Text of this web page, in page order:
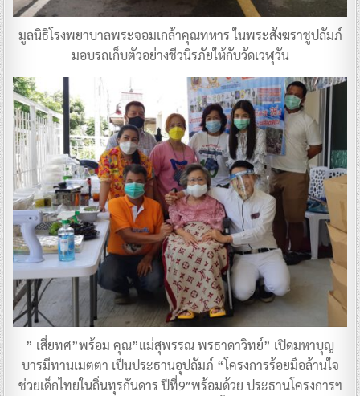
มูลนิธิโรงพยาบาลพระจอมเกล้าคุณทหาร ในพระสังฆราชูปถัมภ์
มอบรถเก็บตัวอย่างชีวนิรภัยให้กับวัดเวฬุวัน
” เสี่ยทศ”พร้อม คุณ”แม่สุพรรณ พรธาดาวิทย์” เปิดมหาบุญ
บารมีทานเมตตา เป็นประธานอุปถัมภ์ “โครงการร้อยมือล้านใจ
ช่วยเด็กไทยในถิ่นทุรกันดาร ปีที่9″พร้อมด้วย ประธานโครงการฯ